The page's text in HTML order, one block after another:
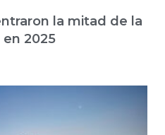
la mitad de la
2025